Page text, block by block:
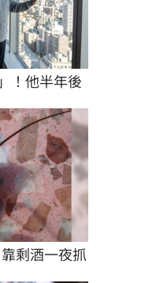
！他半年後
剩酒一夜抓